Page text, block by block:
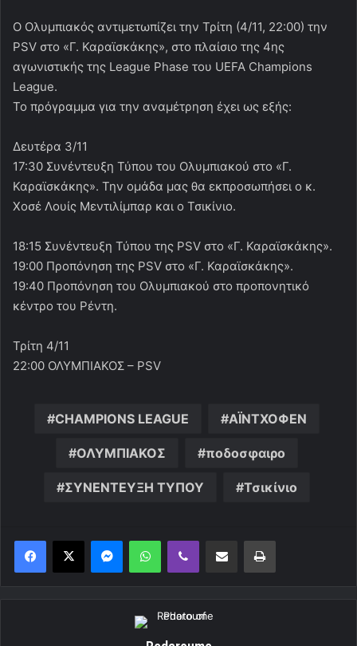
Ο Ολυμπιακός αντιμετωπίζει την Τρίτη (4/11, 22:00) την
PSV στο «Γ. Καραϊσκάκης», στο πλαίσιο της 4ης
αγωνιστικής της League Phase του UEFA Champions
League.
Το πρόγραμμα για την αναμέτρηση έχει ως εξής:
Δευτέρα 3/11
17:30 Συνέντευξη Τύπου του Ολυμπιακού στο «Γ.
Καραϊσκάκης». Την ομάδα μας θα εκπροσωπήσει ο κ.
Χοσέ Λουίς Μεντιλίμπαρ και ο Τσικίνιο.
18:15 Συνέντευξη Τύπου της PSV στο «Γ. Καραϊσκάκης».
19:00 Προπόνηση της PSV στο «Γ. Καραϊσκάκης».
19:40 Προπόνηση του Ολυμπιακού στο προπονητικό
κέντρο του Ρέντη.
Τρίτη 4/11
22:00 ΟΛΥΜΠΙΑΚΟΣ – PSV
CHAMPIONS LEAGUE ΑΪΝΤΧΟΦΕΝ
ΟΛΥΜΠΙΑΚΟΣ ποδοσφαιρο
ΣΥΝΕΝΤΕΥΞΗ ΤΥΠΟΥ Τσικίνιο
MessengerWhatsAppViber Κοινοποίηση μέσω ηλεκτρονικού ταχυδρομείουΕκτύπωση